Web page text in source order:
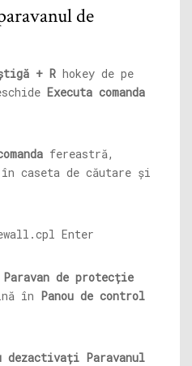
de
+ R hokey de pe
Executa comanda
fereastră,
în caseta de căutare și
Paravan de protecție
în Panou de control
dezactivați Paravanul